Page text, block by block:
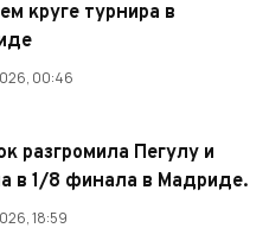
круге турнира в
00:46
разгромила Пегулу и
в 1/8 финала в Мадриде.
18:59